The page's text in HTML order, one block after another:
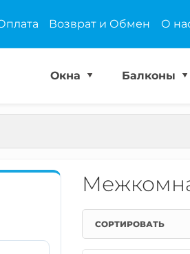
Возврат и Обмен О
Окна Балконы
СОРТИРОВАТЬ